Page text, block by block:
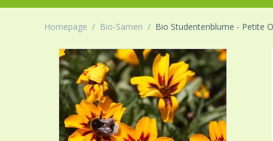
Homepage / Bio-Samen / Bio Studentenblume - Petite